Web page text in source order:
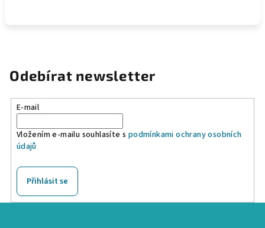
Odebírat newsletter
E-mail
Vložením e-mailu souhlasíte s podmínkami ochrany osobních
údajů
Přihlásit se